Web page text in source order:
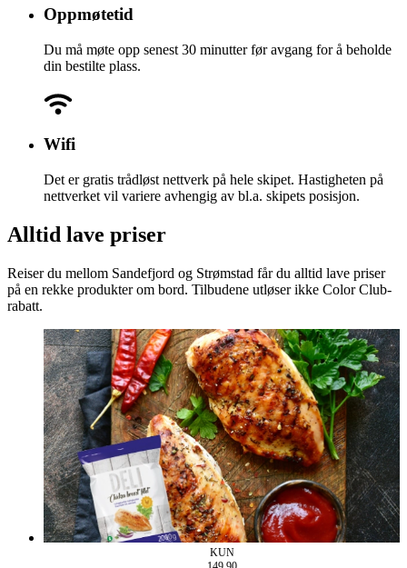
Oppmøtetid
Du må møte opp senest 30 minutter før avgang for å beholde
din bestilte plass.
Wifi
Det er gratis trådløst nettverk på hele skipet. Hastigheten på
nettverket vil variere avhengig av bl.a. skipets posisjon.
Alltid lave priser
Reiser du mellom Sandefjord og Strømstad får du alltid lave priser
på en rekke produkter om bord. Tilbudene utløser ikke Color Club-
rabatt.
KUN